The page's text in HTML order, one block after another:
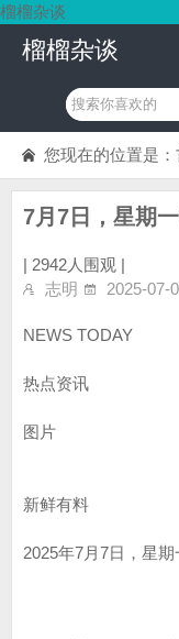
榴榴杂谈
榴榴杂谈
您现在的位置是：
7月7日，星期
| 2942人围观 |
志明
2025-07-
NEWS TODAY
热点资讯
图片
新鲜有料
2025年7月7日，星